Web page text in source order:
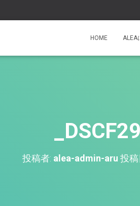
HOME ALEA
投稿者: alea-admin-aru 投稿